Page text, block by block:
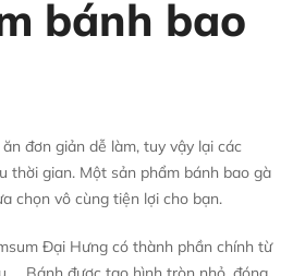
bánh bao
đơn giản dễ làm, tuy vậy lại các
thời gian. Một sản phẩm bánh bao gà
chọn vô cùng tiện lợi cho bạn.
Đại Hưng có thành phần chính từ